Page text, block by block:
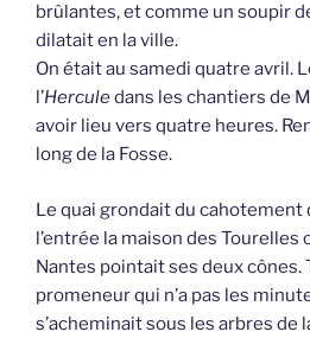
brûlantes, et comme un soupir
dilatait en la ville.
On était au samedi quatre avril.
l’Herculedans les chantiers de
avoir lieu vers quatre heures.
long de la Fosse.
Le quai grondait du cahotement
l’entrée la maison des Tourelles
Nantes pointait ses deux cônes.
promeneur qui n’a pas les
s’acheminait sous les arbres de